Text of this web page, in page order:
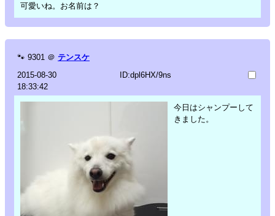
可愛いね。お名前は？
🐾 9301 ＠ テンスケ
2015-08-30
18:33:42
ID:dpl6HX/9ns
今日はシャンプーして
きました。